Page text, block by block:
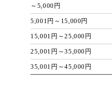
～5,000円
5,001円～15,000円
15,001円～25,000円
25,001円～35,000円
35,001円～45,000円